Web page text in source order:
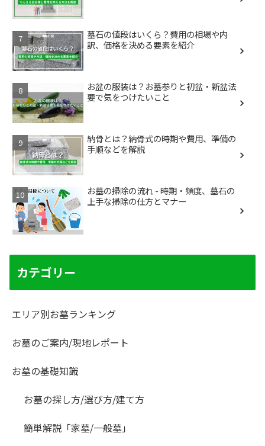
墓石の値段はいくら？費用の相場や内
訳、価格を決める要素を紹介
お盆の服装は？お墓参りと初盆・新盆法
要で気をつけたいこと
納骨とは？納骨式の時期や費用、準備の
手順などを解説
お墓の掃除の流れ - 時期・頻度、墓石の
上手な掃除の仕方とマナー
カテゴリー
エリア別お墓ランキング
お墓のご案内/現地レポート
お墓の基礎知識
お墓の探し方/選び方/建て方
簡単解説「家墓/一般墓」